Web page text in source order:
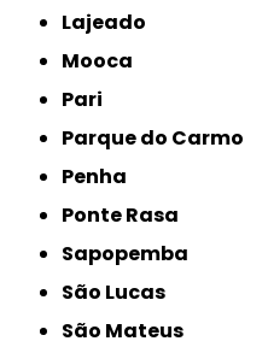
Lajeado
Mooca
Pari
Parque do Carmo
Penha
Ponte Rasa
Sapopemba
São Lucas
São Mateus